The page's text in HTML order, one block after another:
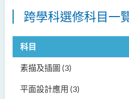
跨學科選修科目一
科目
素描及插圖 (3)
平面設計應用 (3)